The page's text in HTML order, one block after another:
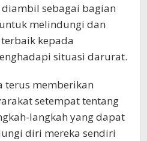
sebagai bagian
melindungi dan
kepada
situasi darurat.
terus memberikan
setempat tentang
langkah yang dapat
diri mereka sendiri